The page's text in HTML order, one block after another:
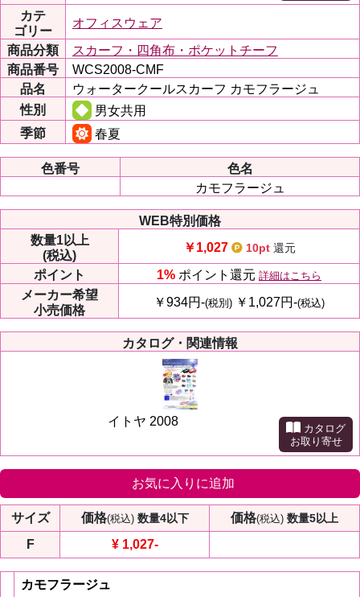
カテ
ゴリー
オフィスウェア
商品分類
スカーフ・四角布・ポケットチーフ
商品番号
WCS2008-CMF
品名
ウォータークールスカーフ カモフラージュ
性別
男女共用
季節
春夏
色番号
色名
カモフラージュ
WEB特別価格
数量1以上
(税込)
￥1,027 10pt 還元
ポイント 1% ポイント還元 詳細はこちら
メーカー希望
小売価格
￥934円-(税別) ￥1,027円-(税込)
カタログ・関連情報
イトヤ 2008
カタログ
お取り寄せ
お気に入りに追加
サイズ 価格(税込) 数量4以下 価格(税込) 数量5以上
F ¥ 1,027-
カモフラージュ